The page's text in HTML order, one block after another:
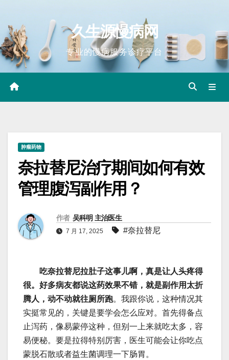
content
久生源慢病网
专业的慢病服务诊疗平台
肿瘤药物
奈拉替尼治疗期间如何有效
管理腹泻副作用？
作者 吴科明 主治医生
7 月 17, 2025 #奈拉替尼
吃奈拉替尼拉肚子这事儿啊，真是让人头疼得
很。好多病友都说这药效果不错，就是副作用太折
腾人，动不动就往厕所跑。我跟你说，这种情况其
实挺常见的，关键是要学会怎么应对。首先得备点
止泻药，像易蒙停这种，但别一上来就吃太多，容
易便秘。要是拉得特别厉害，医生可能会让你吃点
蒙脱石散或者益生菌调理一下肠胃。